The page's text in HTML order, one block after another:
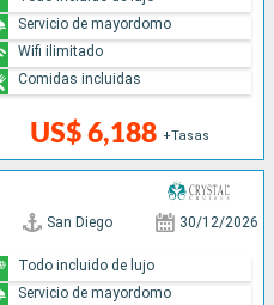
US$ 6,188 +Tasas
Servicio de mayordomo
Wifi ilimitado
Comidas incluidas
San Diego 30/12/2026
Todo incluido de lujo
Servicio de mayordomo